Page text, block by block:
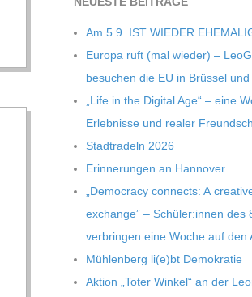
Am 5.9. IST WIEDER
Europa ruft (mal wie­der) –
besu­chen die EU in Brüs­sel
„Life in the Digi­tal Age“ – eine
Erleb­nisse und rea­ler
Stadt­ra­deln 2026
Erin­ne­run­gen an Hannover
„Demo­cracy con­nects: A
exch­ange” – Schüler:innen des
ver­brin­gen eine Woche auf den
Müh­len­berg li(e)bt Demokratie
Aktion „Toter Win­kel“ an der